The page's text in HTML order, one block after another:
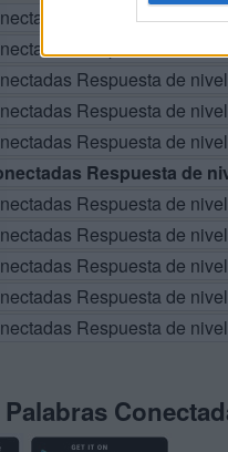
Respuesta de
Respuesta de
Respuesta de
Respuesta de
Respuesta de
Respuesta de
Respuesta de
Respuesta de
Respuesta de
Respuesta de
Respuesta de